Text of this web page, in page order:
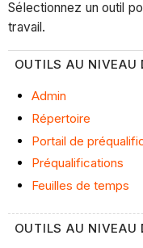
Sélectionnez un outil
travail.
OUTILS AU NIVEAU
Admin
Répertoire
Portail de
Préqualifications
Feuilles de temps
OUTILS AU NIVEAU